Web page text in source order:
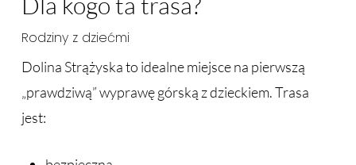
Rodziny z dziećmi
Dolina Strążyska to idealne miejsce na pierwszą
„prawdziwą” wyprawę górską z dzieckiem. Trasa
jest: